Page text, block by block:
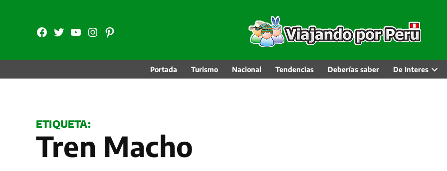
contenidoFB TW YouTubeInstagram
Pinterest
Portada Turismo Nacional Tendencias Deberías saber De Interes
ETIQUETA:
Tren Macho